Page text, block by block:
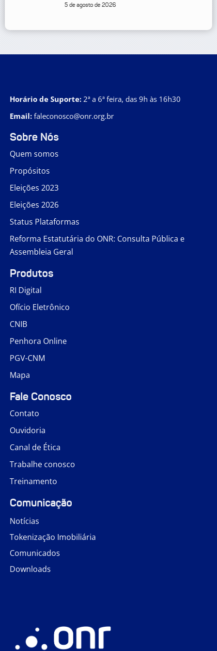
5 de agosto de 2026
Horário de Suporte: 2ª a 6ª feira, das 9h às 16h30
Email: faleconosco@onr.org.br
Sobre Nós
Quem somos
Propósitos
Eleições 2023
Eleições 2026
Status Plataformas
Reforma Estatutária do ONR: Consulta Pública e
Assembleia Geral
Produtos
RI Digital
Ofício Eletrônico
CNIB
Penhora Online
PGV-CNM
Mapa
Fale Conosco
Contato
Ouvidoria
Canal de Ética
Trabalhe conosco
Treinamento
Comunicação
Notícias
Tokenização Imobiliária
Comunicados
Downloads